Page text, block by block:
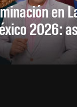
en
2026: